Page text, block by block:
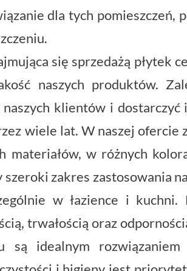
dla tych pomieszczeń,
się sprzedażą płytek
naszych produktów.
klientów i
wiele lat. W naszej
materiałów, w różnych
szeroki zakres zastosowania
w łazience i
trwałością oraz
są idealnym